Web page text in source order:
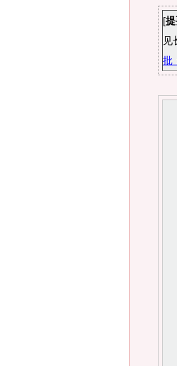
[
见
批